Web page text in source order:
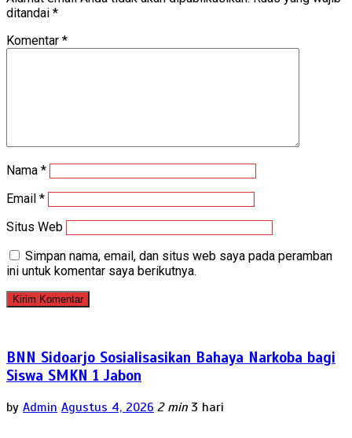
ditandai *
Komentar *
Nama *
Email *
Situs Web
Simpan nama, email, dan situs web saya pada peramban
ini untuk komentar saya berikutnya.
BNN Sidoarjo Sosialisasikan Bahaya Narkoba bagi
Siswa SMKN 1 Jabon
by Admin Agustus 4, 2026 2 min 3 hari